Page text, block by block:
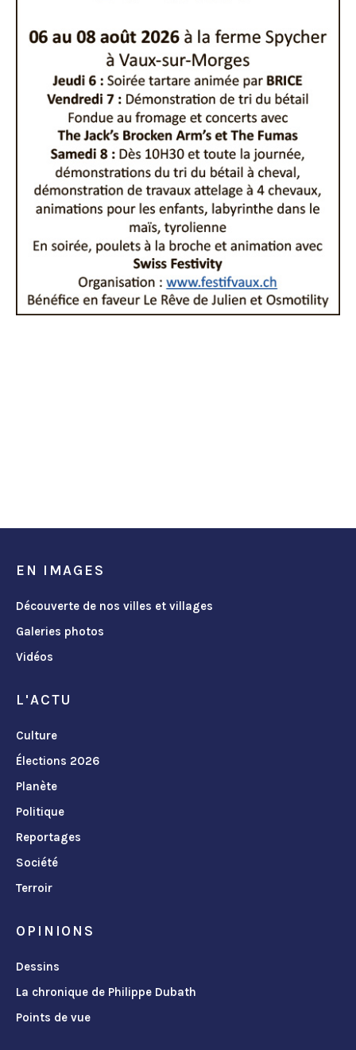
EN IMAGES
Découverte de nos villes et villages
Galeries photos
Vidéos
L'ACTU
Culture
Élections 2026
Planète
Politique
Reportages
Société
Terroir
OPINIONS
Dessins
La chronique de Philippe Dubath
Points de vue